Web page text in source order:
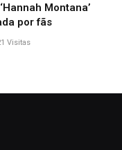
Montana’
por fãs
Visitas